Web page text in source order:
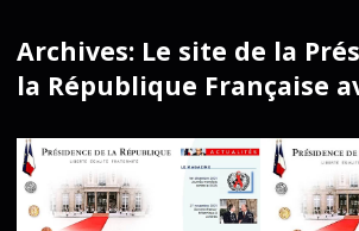
Archives: Le site de la
la République Française